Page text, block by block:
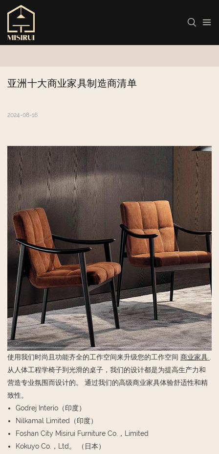
亚洲十大商业家具制造商清单
2024-08-16
使用我们时尚且功能齐全的工作空间来升级您的工作空间 商业家具
从人体工程学椅子到光滑的桌子，我们的设计都是为提高生产力和
营造专业氛围而设计的。 通过我们的高级商业家具体验舒适性和精
致性。
Godrej Interio（印度）
Nilkamal Limited（印度）
Foshan City Misirui Furniture Co.，Limited
Kokuyo Co.，Ltd。 （日本）